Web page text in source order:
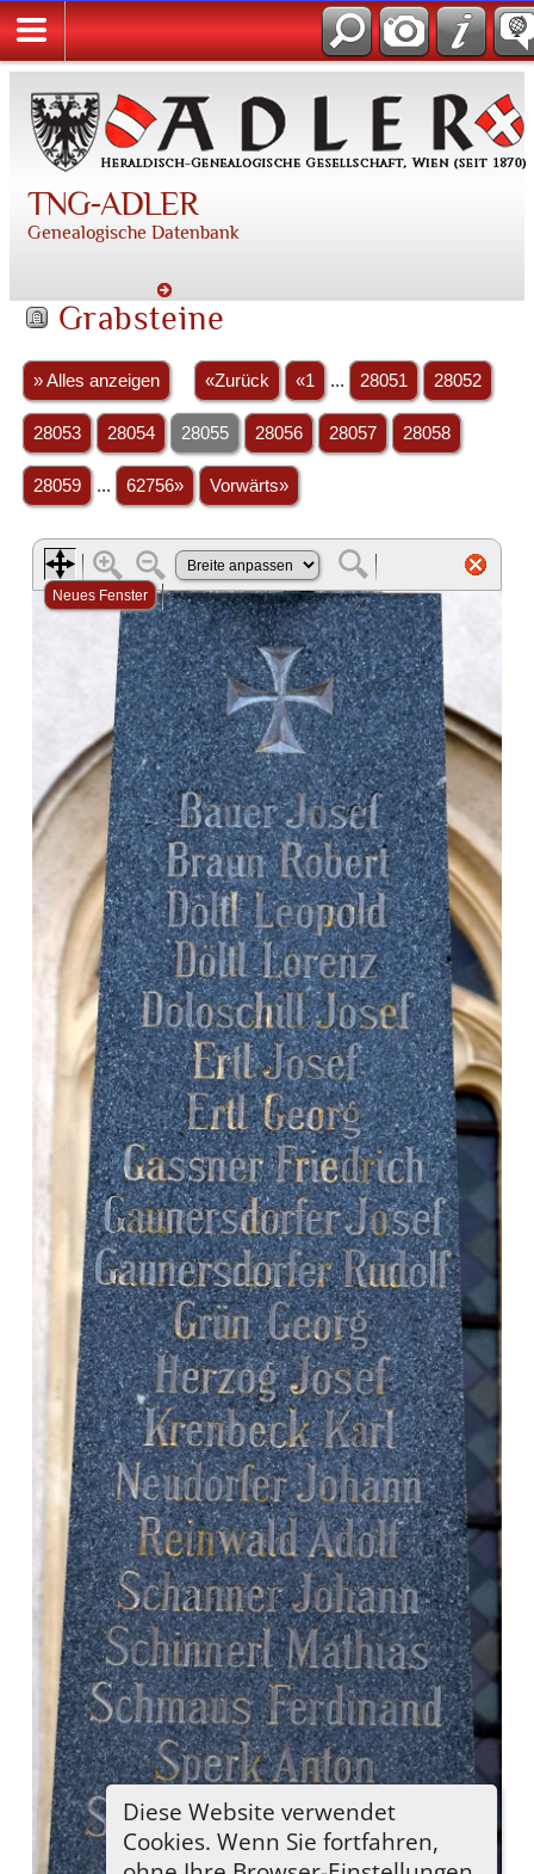
TNG-ADLER
Genealogische Datenbank
Grabsteine
» Alles anzeigen «Zurück «1 ... 28051 28052
28053 28054 28055 28056 28057 28058
28059 ... 62756» Vorwärts»